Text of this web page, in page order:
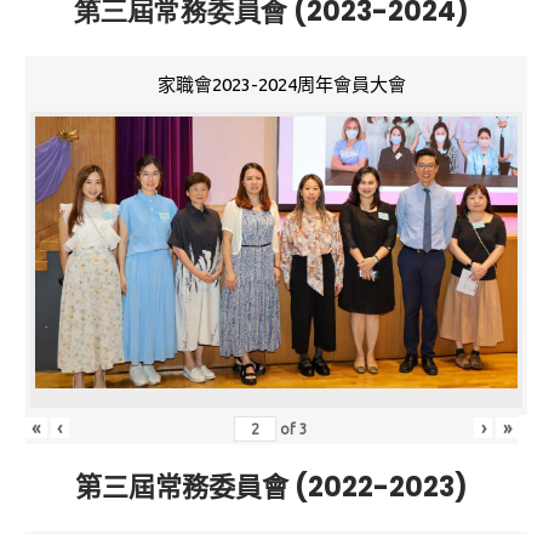
第三屆常務委員會 (2023-2024)
家職會2023-2024周年會員大會
« ‹ of3 › »
第三屆常務委員會 (2022-2023)